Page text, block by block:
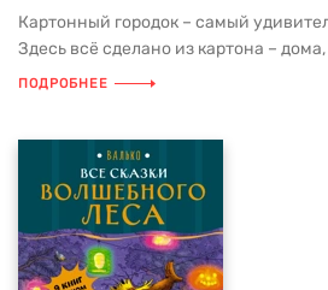
Картонный городок – самый
Здесь всё сделано из картона –
ПОДРОБНЕЕ